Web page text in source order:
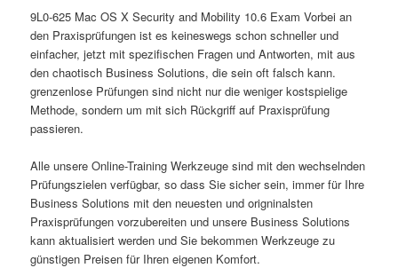
9L0-625 Mac OS X Security and Mobility 10.6 Exam Vorbei an
den Praxisprüfungen ist es keineswegs schon schneller und
einfacher, jetzt mit spezifischen Fragen und Antworten, mit aus
den chaotisch Business Solutions, die sein oft falsch kann.
grenzenlose Prüfungen sind nicht nur die weniger kostspielige
Methode, sondern um mit sich Rückgriff auf Praxisprüfung
passieren.
Alle unsere Online-Training Werkzeuge sind mit den wechselnden
Prüfungszielen verfügbar, so dass Sie sicher sein, immer für Ihre
Business Solutions mit den neuesten und origninalsten
Praxisprüfungen vorzubereiten und unsere Business Solutions
kann aktualisiert werden und Sie bekommen Werkzeuge zu
günstigen Preisen für Ihren eigenen Komfort.